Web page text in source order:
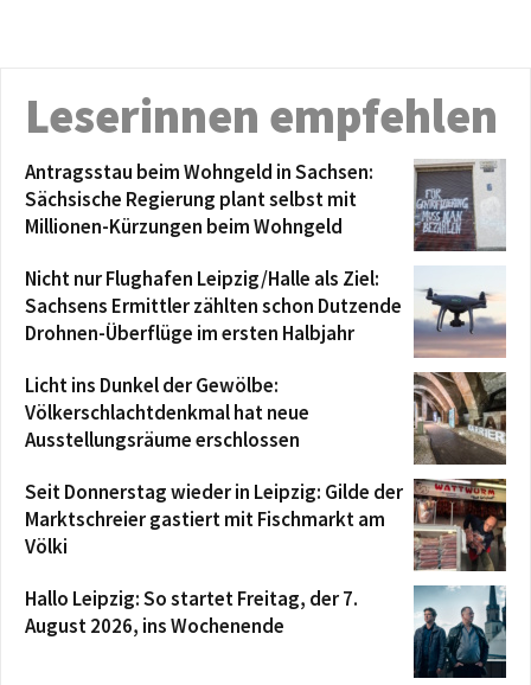
Leserinnen empfehlen
Antragsstau beim Wohngeld in Sachsen:
Sächsische Regierung plant selbst mit
Millionen-Kürzungen beim Wohngeld
Nicht nur Flughafen Leipzig/Halle als Ziel:
Sachsens Ermittler zählten schon Dutzende
Drohnen-Überflüge im ersten Halbjahr
Licht ins Dunkel der Gewölbe:
Völkerschlachtdenkmal hat neue
Ausstellungsräume erschlossen
Seit Donnerstag wieder in Leipzig: Gilde der
Marktschreier gastiert mit Fischmarkt am
Völki
Hallo Leipzig: So startet Freitag, der 7.
August 2026, ins Wochenende